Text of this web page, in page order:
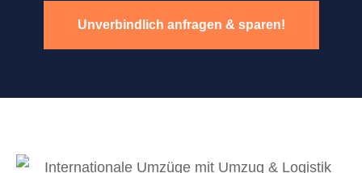
Unverbindlich anfragen & sparen!